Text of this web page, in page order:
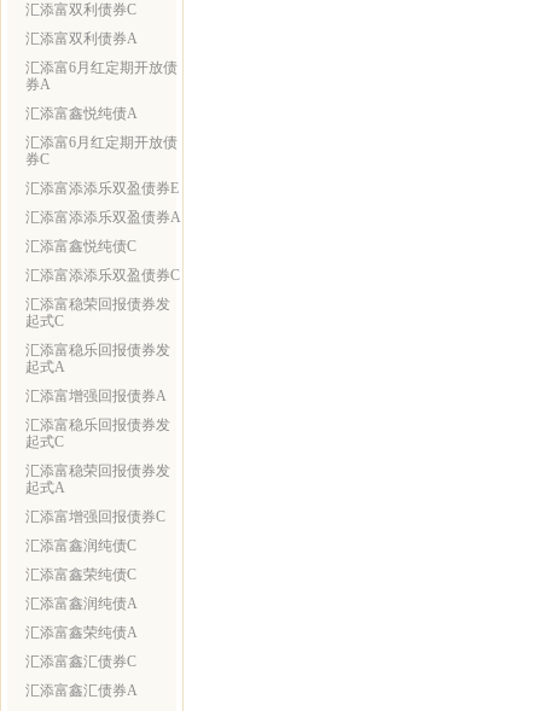
汇添富双利债券C
汇添富双利债券A
汇添富6月红定期开放债
券A
汇添富鑫悦纯债A
汇添富6月红定期开放债
券C
汇添富添添乐双盈债券E
汇添富添添乐双盈债券A
汇添富鑫悦纯债C
汇添富添添乐双盈债券C
汇添富稳荣回报债券发
起式C
汇添富稳乐回报债券发
起式A
汇添富增强回报债券A
汇添富稳乐回报债券发
起式C
汇添富稳荣回报债券发
起式A
汇添富增强回报债券C
汇添富鑫润纯债C
汇添富鑫荣纯债C
汇添富鑫润纯债A
汇添富鑫荣纯债A
汇添富鑫汇债券C
汇添富鑫汇债券A